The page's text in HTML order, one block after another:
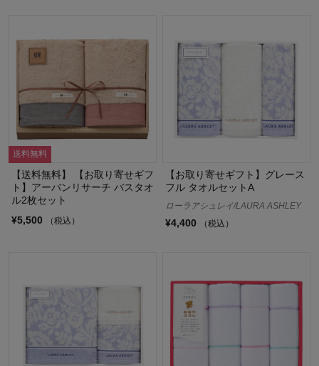
送料無料
【送料無料】 【お取り寄せギフ
ト】アーバンリサーチ バスタオ
ル2枚セット
¥5,500
（税込）
【お取り寄せギフト】グレース
フル タオルセットA
ローラアシュレイ/LAURA ASHLEY
¥4,400 （税込）